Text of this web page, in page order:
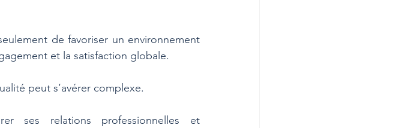
de favoriser un environnement
et la satisfaction globale.
peut s’avérer complexe.
ses relations professionnelles et